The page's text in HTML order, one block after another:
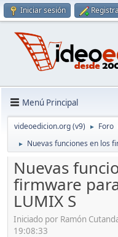
Iniciar sesión
Menú Principal
videoedicion.org (v9) ► Foro
► Nuevas funciones en los
Nuevas
firmware
LUMIX S
Iniciado por Ramón
19:08:33